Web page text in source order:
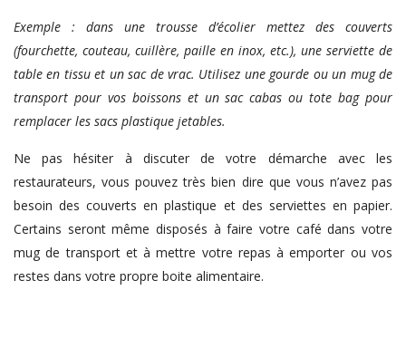
Exemple : dans une trousse d’écolier mettez des couverts
(fourchette, couteau, cuillère, paille en inox, etc.), une serviette de
table en tissu et un sac de vrac. Utilisez une gourde ou un mug de
transport pour vos boissons et un sac cabas ou tote bag pour
remplacer les sacs plastique jetables.
Ne pas hésiter à discuter de votre démarche avec les
restaurateurs, vous pouvez très bien dire que vous n’avez pas
besoin des couverts en plastique et des serviettes en papier.
Certains seront même disposés à faire votre café dans votre
mug de transport et à mettre votre repas à emporter ou vos
restes dans votre propre boite alimentaire.